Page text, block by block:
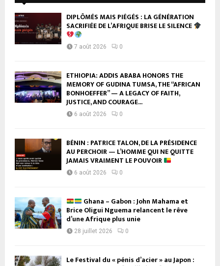
DIPLÔMÉS MAIS PIÉGÉS : LA GÉNÉRATION
SACRIFIÉE DE L’AFRIQUE BRISE LE SILENCE
7 août 2026 0
ETHIOPIA: ADDIS ABABA HONORS THE
MEMORY OF GUDINA TUMSA, THE “AFRICAN
BONHOEFFER” — A LEGACY OF FAITH,
JUSTICE, AND COURAGE...
6 août 2026 0
BÉNIN : PATRICE TALON, DE LA PRÉSIDENCE
AU PERCHOIR — L’HOMME QUI NE QUITTE
JAMAIS VRAIMENT LE POUVOIR
6 août 2026 0
Ghana – Gabon : John Mahama et
Brice Oligui Nguema relancent le rêve
d’une Afrique plus unie
28 juillet 2026 0
Le Festival du « pénis d’acier » au Japon :